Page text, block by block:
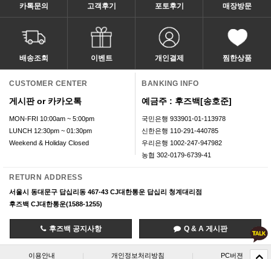
카톡문의 고객후기 포토후기 매장방문
배송조회 이벤트 개인결제 찜한상품
CUSTOMER CENTER
게시판 or 카카오톡
MON-FRI 10:00am ~ 5:00pm
LUNCH 12:30pm ~ 01:30pm
Weekend & Holiday Closed
BANKING INFO
예금주 : 후즈백[송호준]
국민은행 933901-01-113978
신한은행 110-291-440785
우리은행 1002-247-947982
농협 302-0179-6739-41
RETURN ADDRESS
서울시 동대문구 답십리동 467-43 CJ대한통운 답십리 청계대리점
후즈백 CJ대한통운(1588-1255)
후즈백 공지사항 Q & A 게시판
이용안내 | 개인정보처리방침 | PC버젼